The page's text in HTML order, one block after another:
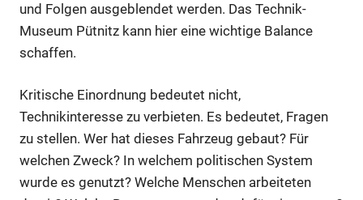
und Folgen ausgeblendet werden. Das Technik-
Museum Pütnitz kann hier eine wichtige Balance
schaffen.
Kritische Einordnung bedeutet nicht,
Technikinteresse zu verbieten. Es bedeutet, Fragen
zu stellen. Wer hat dieses Fahrzeug gebaut? Für
welchen Zweck? In welchem politischen System
wurde es genutzt? Welche Menschen arbeiteten